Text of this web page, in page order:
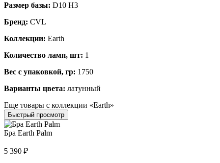
Размер базы: D10 H3
Бренд: CVL
Коллекции: Earth
Количество ламп, шт: 1
Вес с упаковкой, гр: 1750
Варианты цвета: латунный
Еще товары с коллекции «Earth»
Быстрый просмотр
Бра Earth Palm
5 390 ₽